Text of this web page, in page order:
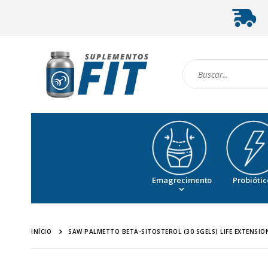
Emagrecimento
INÍCIO SAW PALMETTO BETA-SITOSTEROL (30 SGELS) LIFE